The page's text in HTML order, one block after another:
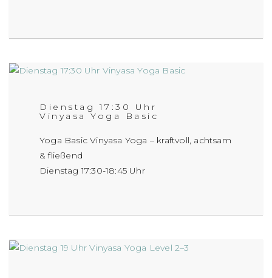
Dienstag 17:30 Uhr
Vinyasa Yoga Basic
Yoga Basic Vinyasa Yoga – kraftvoll, achtsam
& fließend
Dienstag 17:30-18:45 Uhr